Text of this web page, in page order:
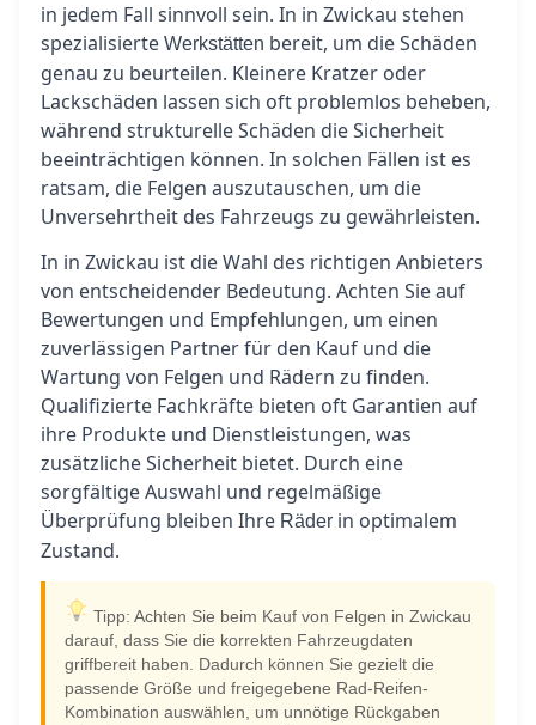
in jedem Fall sinnvoll sein. In in Zwickau stehen
spezialisierte Werkstätten bereit, um die Schäden
genau zu beurteilen. Kleinere Kratzer oder
Lackschäden lassen sich oft problemlos beheben,
während strukturelle Schäden die Sicherheit
beeinträchtigen können. In solchen Fällen ist es
ratsam, die Felgen auszutauschen, um die
Unversehrtheit des Fahrzeugs zu gewährleisten.
In in Zwickau ist die Wahl des richtigen Anbieters
von entscheidender Bedeutung. Achten Sie auf
Bewertungen und Empfehlungen, um einen
zuverlässigen Partner für den Kauf und die
Wartung von Felgen und Rädern zu finden.
Qualifizierte Fachkräfte bieten oft Garantien auf
ihre Produkte und Dienstleistungen, was
zusätzliche Sicherheit bietet. Durch eine
sorgfältige Auswahl und regelmäßige
Überprüfung bleiben Ihre Räder in optimalem
Zustand.
Tipp: Achten Sie beim Kauf von Felgen in Zwickau
darauf, dass Sie die korrekten Fahrzeugdaten
griffbereit haben. Dadurch können Sie gezielt die
passende Größe und freigegebene Rad-Reifen-
Kombination auswählen, um unnötige Rückgaben